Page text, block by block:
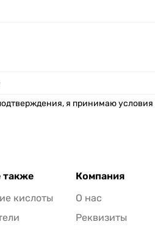
я принимаю условия
также
кислоты
Компания
О нас
Реквизиты